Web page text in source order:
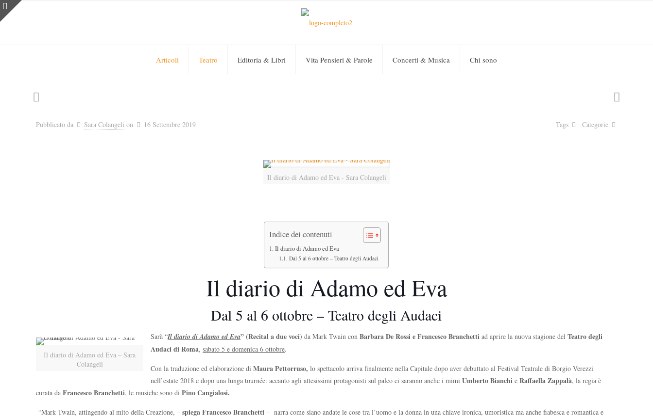
Articoli Teatro Editoria & Libri Vita Pensieri & Parole Concerti & Musica Chi sono
Pubblicato da Sara Colangeli on 16 Settembre 2019 Categorie
Tags
Il diario di Adamo ed Eva - Sara Colangeli
Indice dei contenuti
Il diario di Adamo ed Eva
Dal 5 al 6 ottobre – Teatro degli Audaci
Il diario di Adamo ed Eva
Dal 5 al 6 ottobre – Teatro degli Audaci
Il diario di Adamo ed Eva – Sara
Colangeli
Sarà “Il diario di Adamo ed Eva” (Recital a due voci)da Mark Twain conBarbara De Rossi e Francesco Branchetti ad aprire la nuova stagione delTeatro degli
Audacidi Roma,sabato 5 e domenica 6 ottobre.
Con la traduzione ed elaborazione diMaura Pettorruso,lo spettacolo arriva finalmente nella Capitale dopo aver debuttato al Festival Teatrale di Borgio Verezzi
nell’estate 2018 e dopo una lunga tournée: accanto agli attesissimi protagonisti sul palco ci saranno anche i mimiUmberto Bianchie Raffaella Zappalà, la regia è
curata daFrancesco Branchetti, le musiche sono di Pino Cangialosi.
“Mark Twain, attingendo al mito della Creazione, –spiega Francesco Branchetti – narra come siano andate le cose tra l’uomo e la donna in una chiave ironica, umoristica ma anche fiabesca e romantica e